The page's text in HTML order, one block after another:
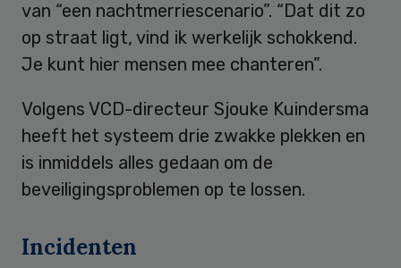
van “een nachtmerriescenario”. “Dat dit zo
op straat ligt, vind ik werkelijk schokkend.
Je kunt hier mensen mee chanteren”.
Volgens VCD-directeur Sjouke Kuindersma
heeft het systeem drie zwakke plekken en
is inmiddels alles gedaan om de
beveiligingsproblemen op te lossen.
Incidenten